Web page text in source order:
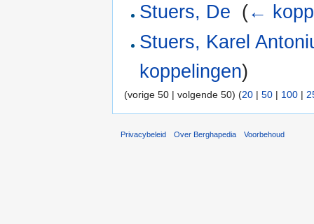
Stuers, De (←
Stuers, Karel
koppelingen)
(vorige 50 | volgende 50) (20 | 50 | 100 |
Privacybeleid Over Berghapedia Voorbehoud